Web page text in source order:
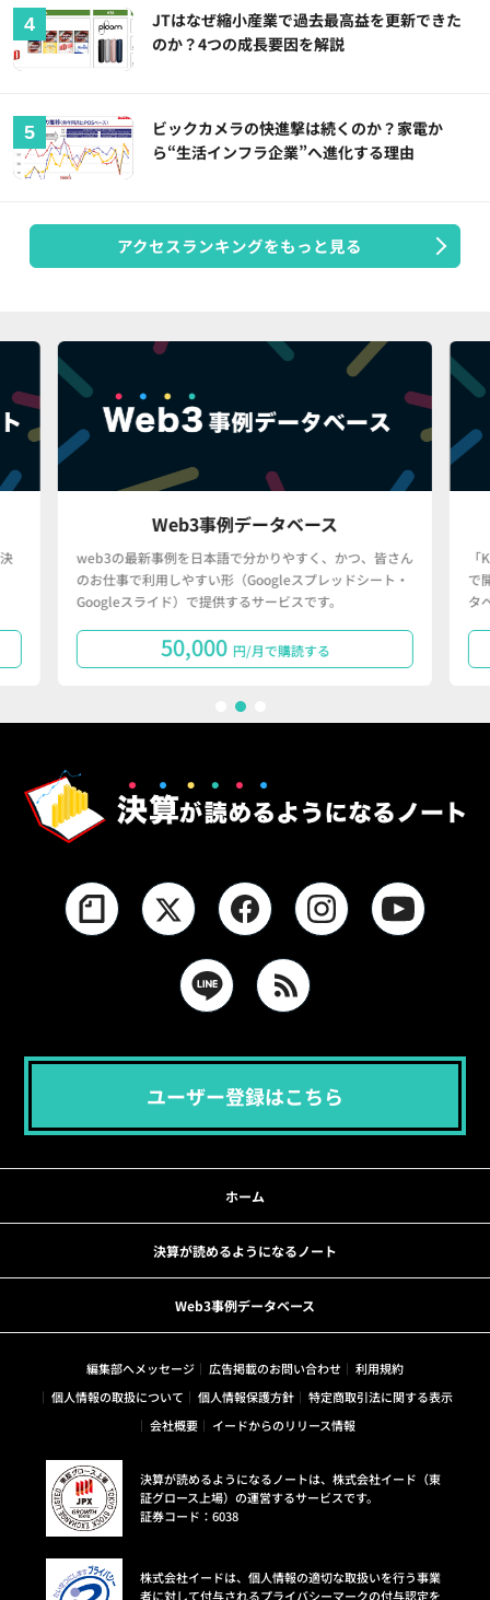
JTはなぜ縮小産業で過去最高益を更新できた
のか？4つの成長要因を解説
ビックカメラの快進撃は続くのか？家電か
ら“生活インフラ企業”へ進化する理由
アクセスランキングをもっと見る
Web3事例データベース
web3の最新事例を日本語で分かりやすく、かつ、皆さん
のお仕事で利用しやすい形（Googleスプレッドシート・
Googleスライド）で提供するサービスです。
50,000 円/月で購読する
で
タ
ユーザー登録はこちら
ホーム
決算が読めるようになるノート
Web3事例データベース
編集部へメッセージ 広告掲載のお問い合わせ
利用規約
個人情報の取扱について
個人情報保護方針
特定商取引法に関する表示
会社概要
イードからのリリース情報
決算が読めるようになるノートは、株式会社イード（東
証グロース上場）の運営するサービスです。
証券コード：6038
株式会社イードは、個人情報の適切な取扱いを行う事業
者に対して付与されるプライバシーマークの付与認定を